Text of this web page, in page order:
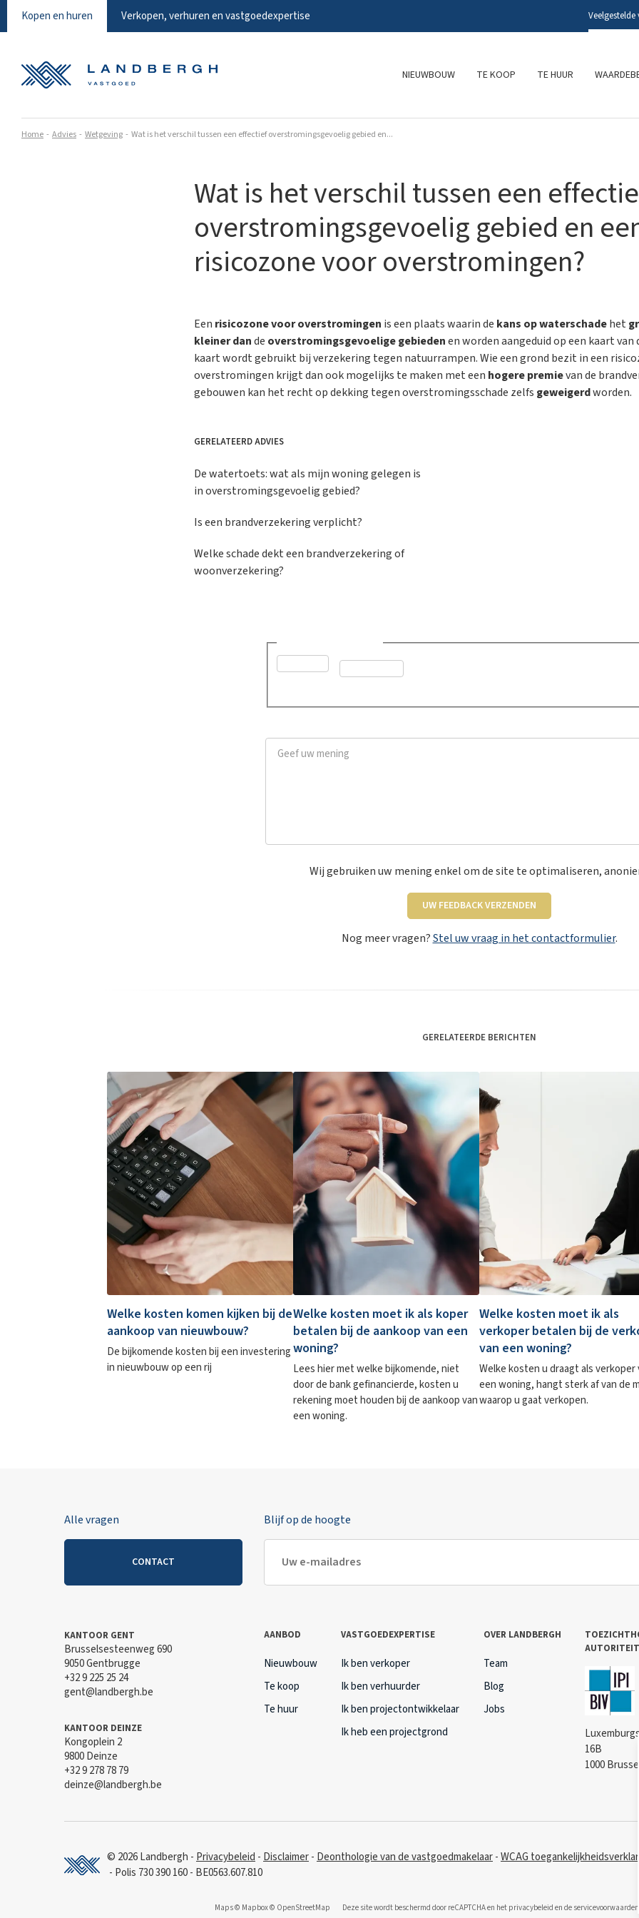
NIEUWBOUW TE KOOP TE HUUR
Kopen en huren Verkopen, verhuren en vastgoedexpertise Veelgestelde
Home Advies Wetgeving Wat is het verschil tussen een effectief overstromingsgevoelig gebied en...
Wat is het verschil tussen een
overstromingsgevoelig gebied en
risicozone voor overstromingen?
Een risicozone vooroverstromingen is een plaats waarin de kans op waterschadehet
kleiner dande overstromingsgevoelige gebiedenen worden aangeduid op een kaart van
kaart wordt gebruikt bij verzekering tegen natuurrampen. Wie een grond bezit in een
overstromingen krijgt dan ook mogelijks te maken met een hogere premievan de
gebouwen kan het recht op dekking tegen overstromingsschade zelfs geweigerdworden.
GERELATEERD ADVIES
De watertoets: wat als mijn woning gelegen is
in overstromingsgevoelig gebied?
Is een brandverzekering verplicht?
Welke schade dekt een brandverzekering of
woonverzekering?
Wij gebruiken uw mening enkel om de site te optimaliseren,
UW FEEDBACK VERZENDEN
Nog meer vragen?Stel uw vraag in het contactformulier.
GERELATEERDE BERICHTEN
Welke kosten komen kijken bij de
aankoop van nieuwbouw?
De bijkomende kosten bij een investering
in nieuwbouw op een rij
Welke kosten moet ik als koper
betalen bij de aankoop van een
woning?
Lees hier met welke bijkomende, niet
door de bank gefinancierde, kosten u
rekening moet houden bij de aankoop van
een woning.
Welke kosten moet ik als
verkoper betalen bij de
van een woning?
Welke kosten u draagt als verkoper
een woning, hangt sterk af van de
waarop u gaat verkopen.
Alle vragen
CONTACT
Blijf op de hoogte
KANTOOR GENT
Brusselsesteenweg 690
9050 Gentbrugge
+32 9 225 25 24
gent@landbergh.be
KANTOOR DEINZE
Kongoplein 2
9800 Deinze
+32 9 278 78 79
deinze@landbergh.be
AANBOD
Nieuwbouw
Te koop
Te huur
VASTGOEDEXPERTISE
Ik ben verkoper
Ik ben verhuurder
Ik ben projectontwikkelaar
Ik heb een projectgrond
OVER LANDBERGH
Team
Blog
Jobs
AUTORITEIT
16B
1000
© 2026 Landbergh Privacybeleid Disclaimer Deonthologie van de vastgoedmakelaar WCAG
Polis 730 390 160 BE0563.607.810
Maps © Mapbox © OpenStreetMap Deze site wordt beschermd door reCAPTCHA en het privacybeleid en de servicevoorwaarden